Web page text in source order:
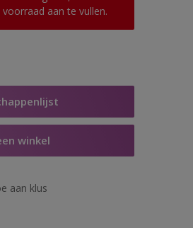
aan te vullen.
winkel
aan klus